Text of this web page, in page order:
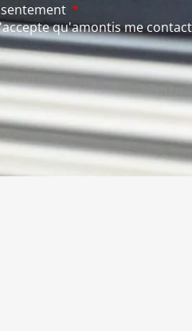
qu'amontis me